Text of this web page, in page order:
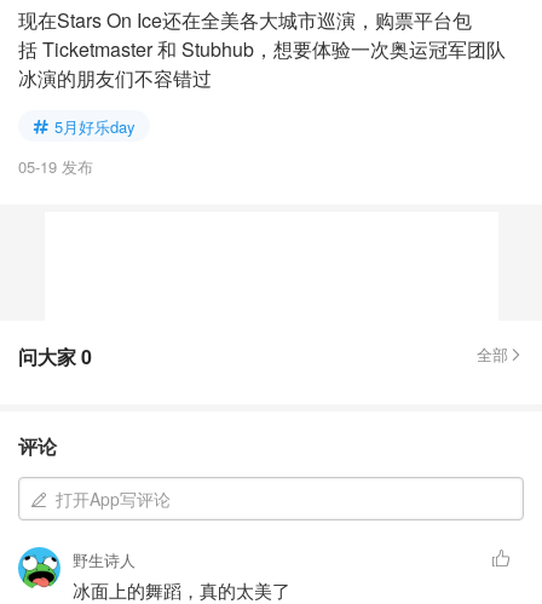
现在Stars On Ice还在全美各大城市巡演，购票平台包
括 Ticketmaster 和 Stubhub，想要体验一次奥运冠军团队
冰演的朋友们不容错过
5月好乐day
05-19 发布
问大家0 全部
评论
打开App写评论
野生诗人
冰面上的舞蹈，真的太美了